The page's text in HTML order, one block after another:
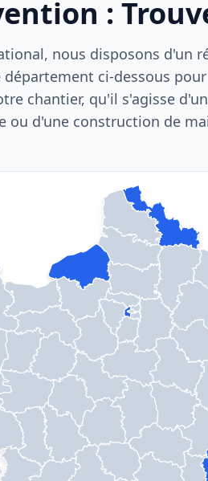
:
nous disposons d'un
département ci-dessous
chantier, qu'il s'agisse
ou d'une construction de